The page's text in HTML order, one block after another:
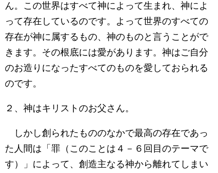
ん。この世界はすべて神によって生まれ、神によ
って存在しているのです。よって世界のすべての
存在が神に属するもの、神のものと言うことがで
きます。その根底には愛があります。神はご自分
のお造りになったすべてのものを愛しておられる
のです。
２、神はキリストのお父さん。
しかし創られたもののなかで最高の存在であっ
た人間は「罪（このことは４－６回目のテーマで
す）」によって、創造主なる神から離れてしまい